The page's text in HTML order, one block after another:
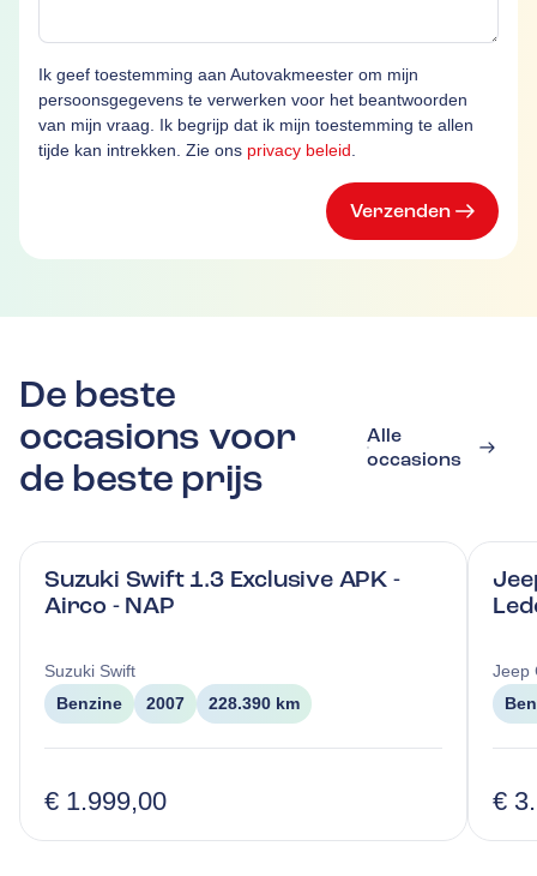
Ik geef toestemming aan Autovakmeester om mijn
persoonsgegevens te verwerken voor het beantwoorden
van mijn vraag. Ik begrijp dat ik mijn toestemming te allen
tijde kan intrekken. Zie ons privacy beleid
Verzenden
De beste
occasions voor
de beste prijs
Alle
occasions
Suzuki Swift 1.3 Exclusive APK -
Airco - NAP
Suzuki Swift
Benzine
2007 228.390 km
€ 1.999,00
Jeep
€